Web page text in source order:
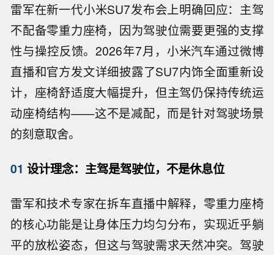
雷军在新一代小米SU7发布会上明确回应：主驾
不配备零重力座椅，因为驾驶位需要更强的支撑
性与操控反馈。2026年7月，小米汽车通过微博
直播和官方发文详细披露了SU7内饰全面重新设
计，座椅舒适度大幅提升，但主驾仍保持传统运
动座椅结构——这不是减配，而是针对驾驶场景
的刻意取舍。
01 设计理念：主驾是驾驶位，不是休息位
雷军和技术专家在拆车直播中解释，零重力座椅
的核心功能是让身体压力均匀分布，实现近乎躺
平的放松姿态，但这与驾驶需求天然冲突。驾驶